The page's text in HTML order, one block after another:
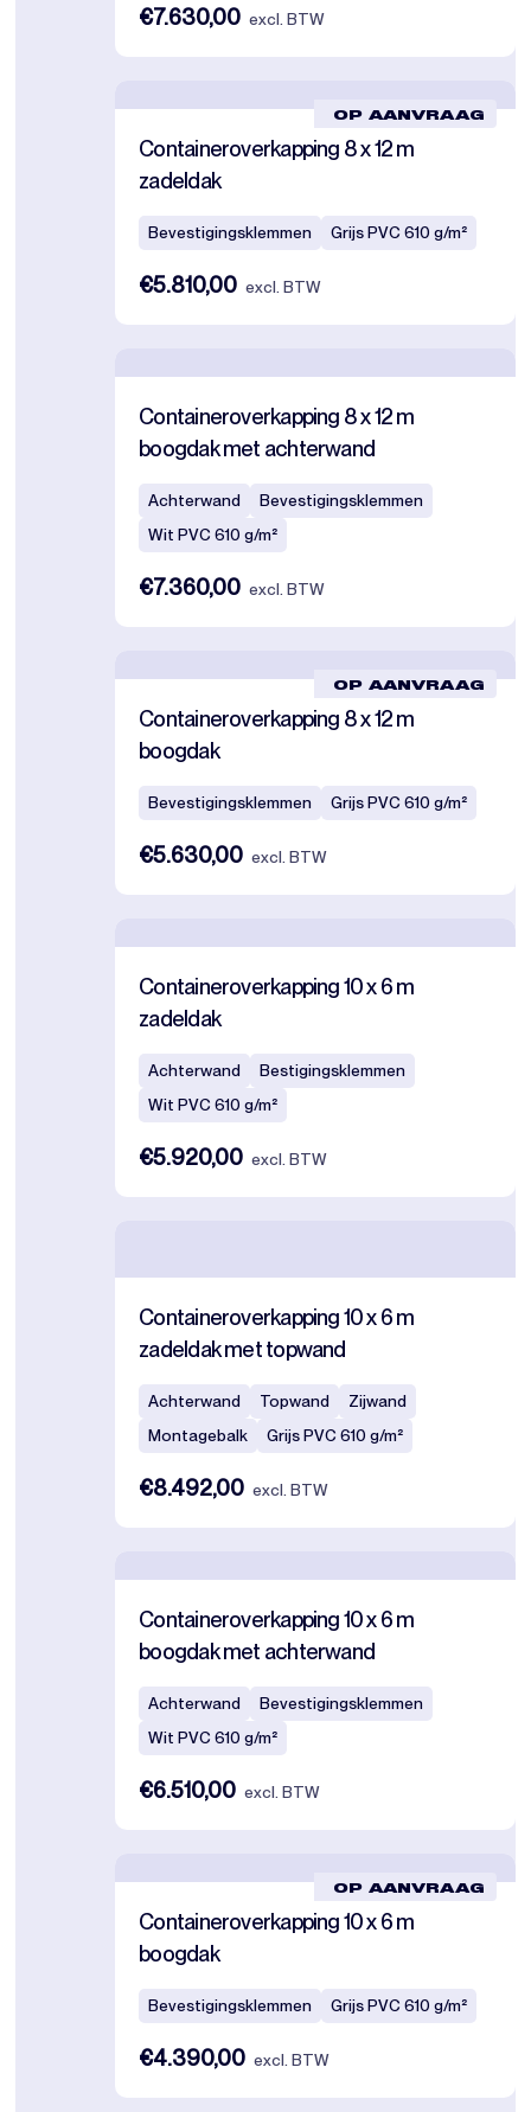
€7.630,00 excl. BTW
OP AANVRAAG
Containeroverkapping 8 x 12 m
zadeldak
Bevestigingsklemmen Grijs PVC 610 g/m²
€5.810,00 excl. BTW
Containeroverkapping 8 x 12 m
boogdak met achterwand
Achterwand
Bevestigingsklemmen
Wit PVC 610 g/m²
€7.360,00 excl. BTW
OP AANVRAAG
Containeroverkapping 8 x 12 m
boogdak
Bevestigingsklemmen Grijs PVC 610 g/m²
€5.630,00 excl. BTW
Containeroverkapping 10 x 6 m
zadeldak
Achterwand
Bestigingsklemmen
Wit PVC 610 g/m²
€5.920,00 excl. BTW
Containeroverkapping 10 x 6 m
zadeldak met topwand
Achterwand Topwand
Zijwand
Montagebalk
Grijs PVC 610 g/m²
€8.492,00 excl. BTW
Containeroverkapping 10 x 6 m
boogdak met achterwand
Achterwand
Bevestigingsklemmen
Wit PVC 610 g/m²
€6.510,00 excl. BTW
OP AANVRAAG
Containeroverkapping 10 x 6 m
boogdak
Bevestigingsklemmen Grijs PVC 610 g/m²
€4.390,00 excl. BTW